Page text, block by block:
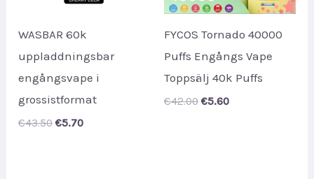
WASBAR 60k
uppladdningsbar
engångsvape i
grossistformat
€43.50 Original
€5.70Current
FYCOS Tornado 40000
Puffs Engångs Vape
Toppsälj 40k Puffs
€42.00 Original
€5.60Current